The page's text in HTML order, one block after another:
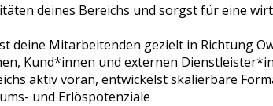
deines Bereichs und sorgst für eine
deine Mitarbeitenden gezielt in Richtung
Kund*innen und externen
aktiv voran, entwickelst skalierbare
und Erlöspotenziale